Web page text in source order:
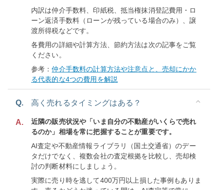
内訳は仲介手数料、印紙税、抵当権抹消登記費用・ロ
ーン返済手数料（ローンが残っている場合のみ）、譲
渡所得税などです。
各費用の詳細や計算方法、節約方法は次の記事をご覧
ください。
参考：仲介手数料の計算方法や注意点と、売却にかか
る代表的な4つの費用を解説
Q. 高く売れるタイミングはある？
A.
近隣の販売状況や「いま自分の不動産がいくらで売れ
るのか」相場を常に把握することが重要です。
AI査定や不動産情報ライブラリ（国土交通省）のデー
タだけでなく、複数会社の査定根拠を比較し、売却検
討の判断材料にしましょう。
実際に売り時を逃して400万円以上損した事例もありま